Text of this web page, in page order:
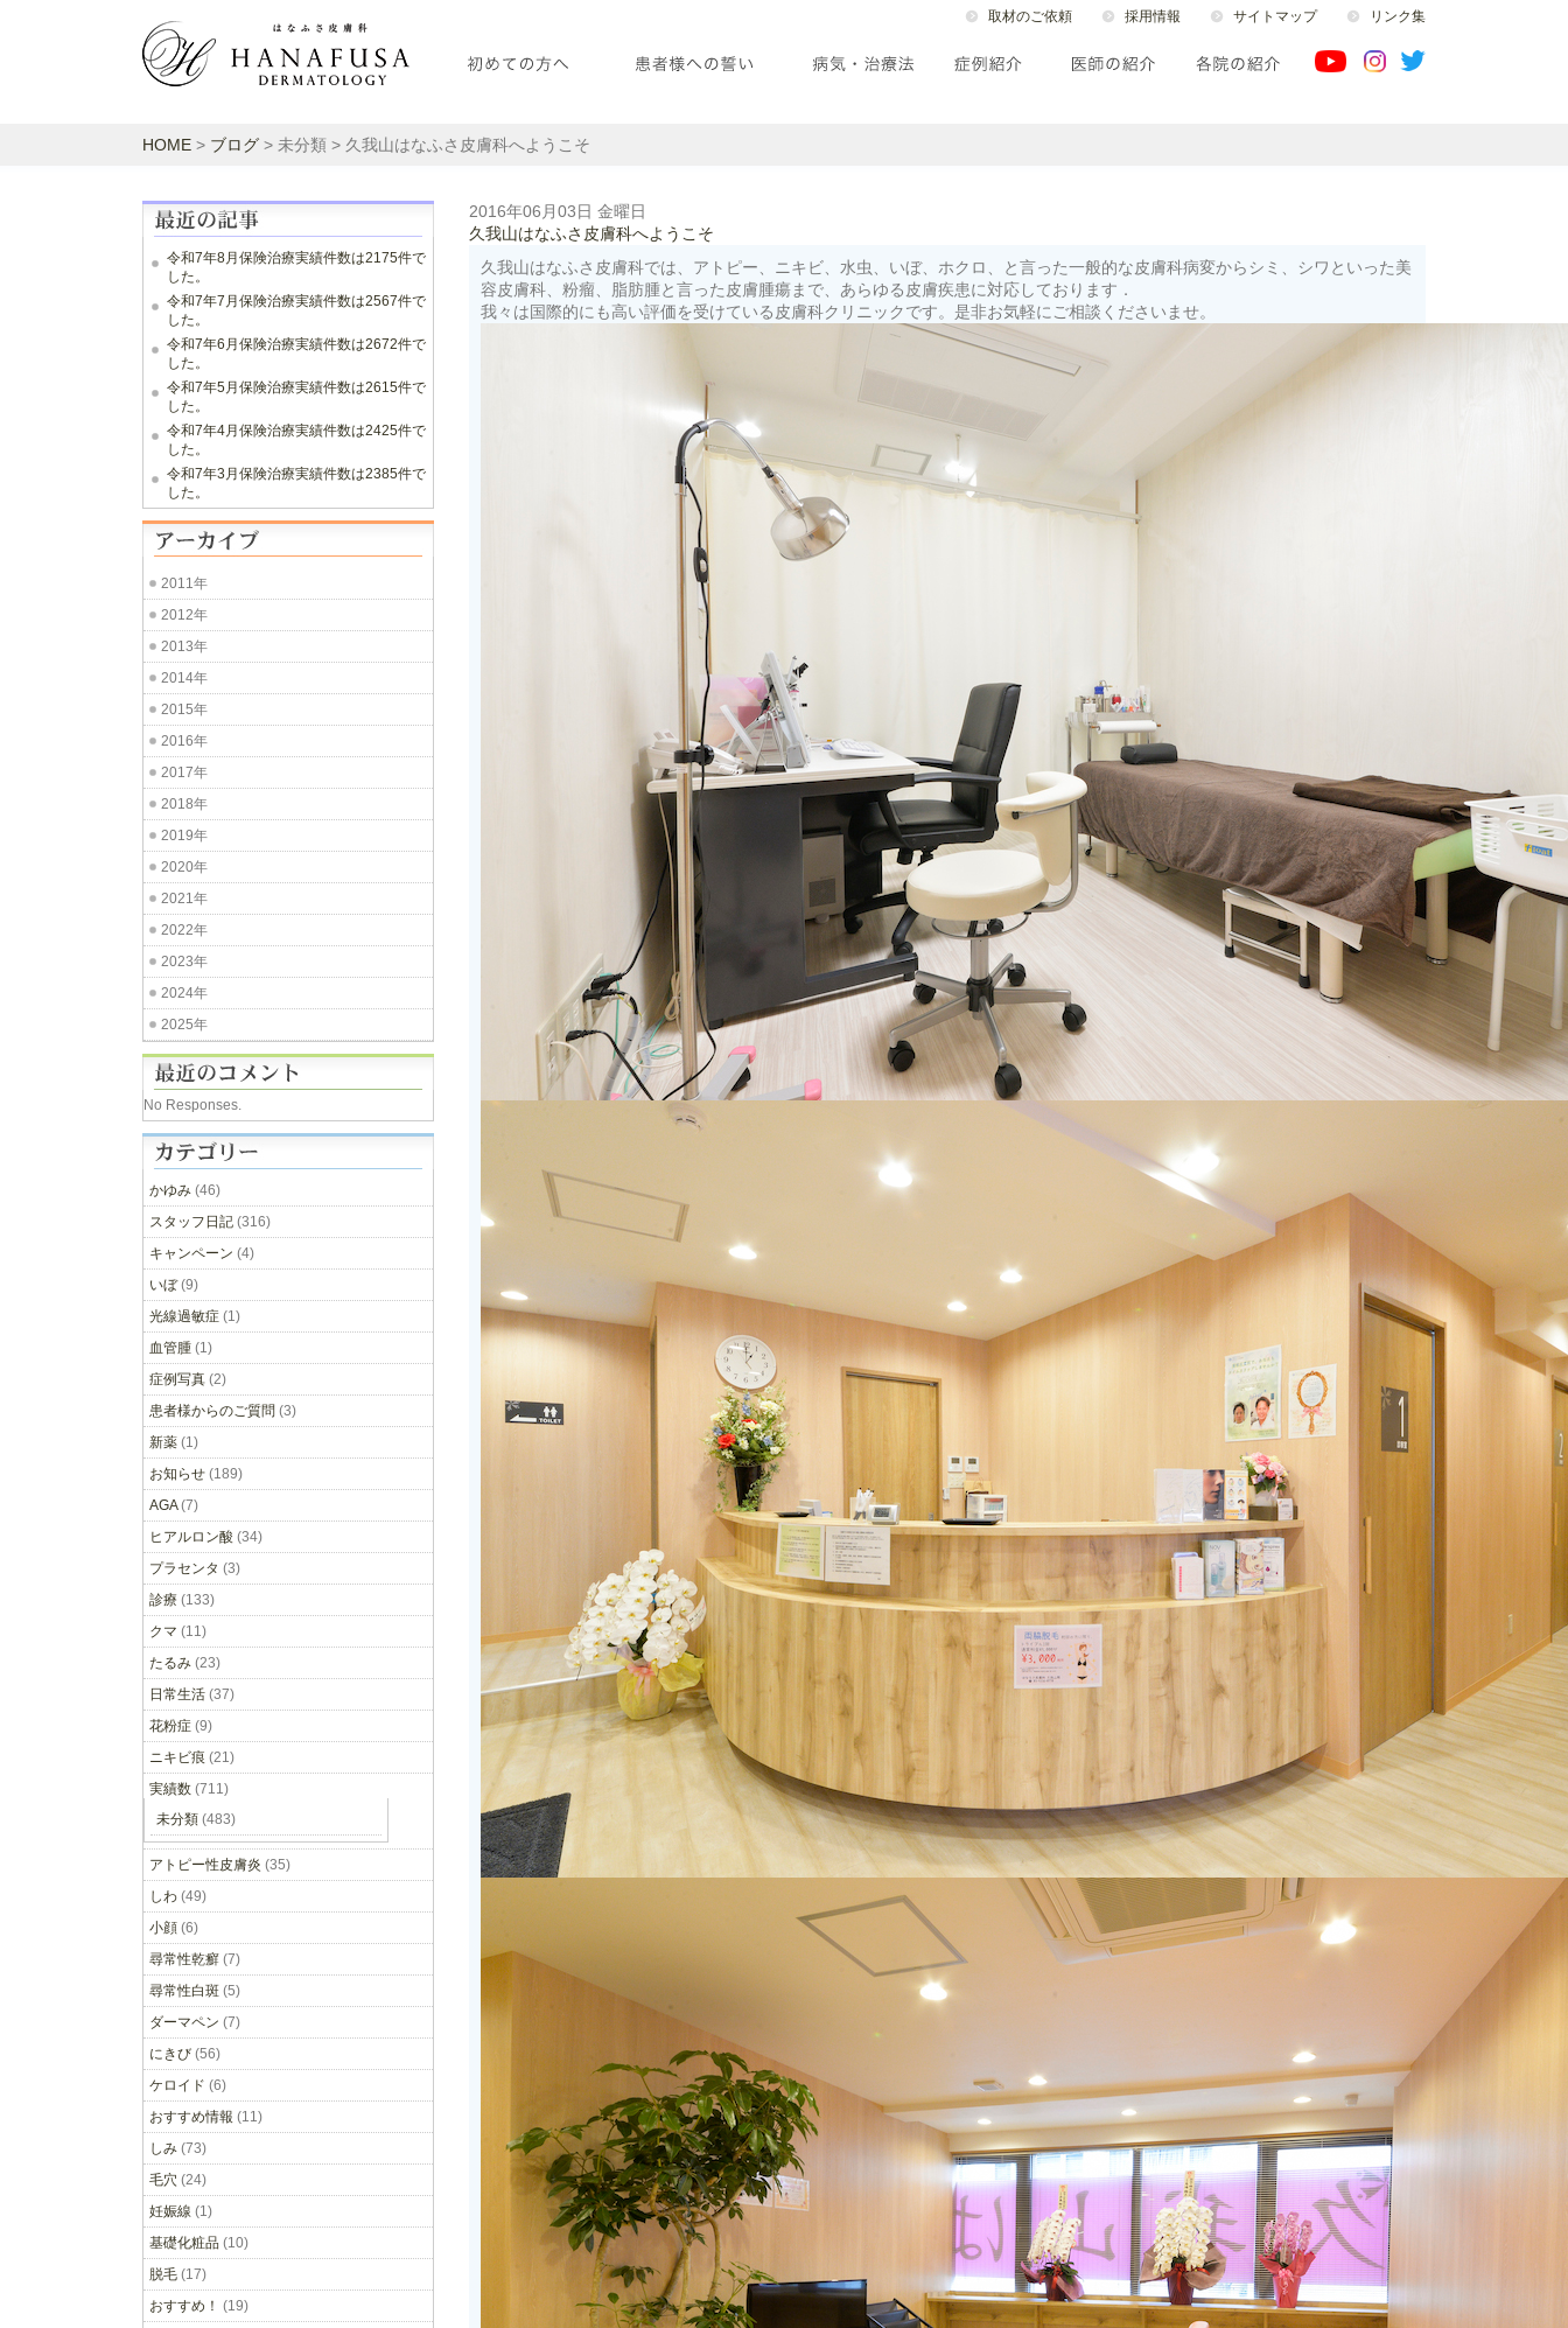
取材のご依頼 採用情報 サイトマップ リンク集
HOME > ブログ > 未分類 > 久我山はなふさ皮膚科へようこそ
2016年06月03日 金曜日
久我山はなふさ皮膚科へようこそ
久我山はなふさ皮膚科では、アトピー、ニキビ、水虫、いぼ、ホクロ、と言った一般的な皮膚科病変からシミ、シワといった美
容皮膚科、粉瘤、脂肪腫と言った皮膚腫瘍まで、あらゆる皮膚疾患に対応しております．
我々は国際的にも高い評価を受けている皮膚科クリニックです。是非お気軽にご相談くださいませ。
令和7年8月保険治療実績件数は2175件で
した。
令和7年7月保険治療実績件数は2567件で
した。
令和7年6月保険治療実績件数は2672件で
した。
令和7年5月保険治療実績件数は2615件で
した。
令和7年4月保険治療実績件数は2425件で
した。
令和7年3月保険治療実績件数は2385件で
した。
2011年
2012年
2013年
2014年
2015年
2016年
2017年
2018年
2019年
2020年
2021年
2022年
2023年
2024年
2025年
No Responses.
かゆみ (46)
スタッフ日記 (316)
キャンペーン (4)
いぼ(9)
光線過敏症 (1)
血管腫 (1)
症例写真 (2)
患者様からのご質問 (3)
新薬 (1)
お知らせ (189)
AGA(7)
ヒアルロン酸 (34)
プラセンタ (3)
診療 (133)
クマ (11)
たるみ (23)
日常生活 (37)
花粉症 (9)
ニキビ痕 (21)
実績数 (711)
未分類 (483)
アトピー性皮膚炎 (35)
しわ (49)
小顔 (6)
尋常性乾癬 (7)
尋常性白斑 (5)
ダーマペン (7)
にきび (56)
ケロイド (6)
おすすめ情報 (11)
しみ (73)
毛穴 (24)
妊娠線 (1)
基礎化粧品 (10)
脱毛 (17)
おすすめ！ (19)